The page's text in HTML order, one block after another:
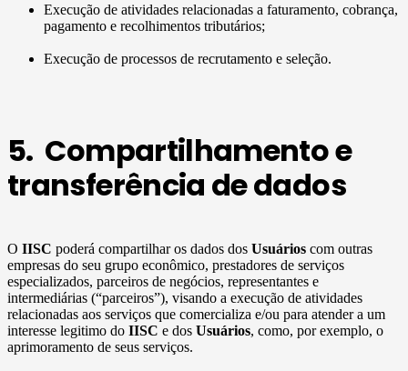
Execução de atividades relacionadas a faturamento, cobrança,
pagamento e recolhimentos tributários;
Execução de processos de recrutamento e seleção.
5. Compartilhamento e
transferência de dados
O IISC poderá compartilhar os dados dos Usuários com outras
empresas do seu grupo econômico, prestadores de serviços
especializados, parceiros de negócios, representantes e
intermediárias (“parceiros”), visando a execução de atividades
relacionadas aos serviços que comercializa e/ou para atender a um
interesse legitimo do IISC e dos Usuários, como, por exemplo, o
aprimoramento de seus serviços.